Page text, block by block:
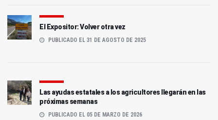
El Expositor: Volver otra vez
PUBLICADO EL 31 DE AGOSTO DE 2025
Las ayudas estatales a los agricultores llegarán en las
próximas semanas
PUBLICADO EL 05 DE MARZO DE 2026